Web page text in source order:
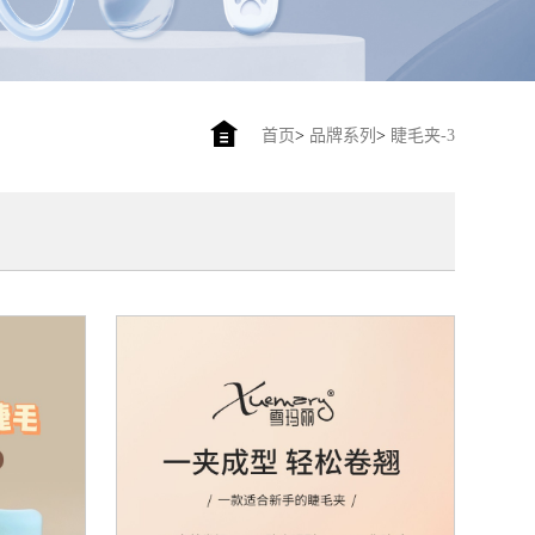
首页> 品牌系列 > 睫毛夹-3